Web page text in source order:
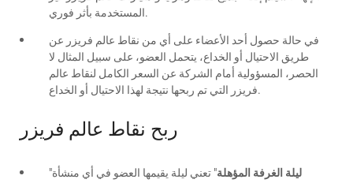
المستخدمة بأثر فوري.
في حالة حصول أحد الأعضاء على أي من نقاط عالم فريزر عن
طريق الاحتيال أو الخداع، يتحمل العضو، على سبيل المثال لا
الحصر، المسؤولية أمام الشركة عن السعر الكامل لنقاط عالم
فريزر التي تم ربحها نتيجة لهذا الاحتيال أو الخداع.
ربح نقاط عالم فريزر
" ليلة الغرفة المؤهلة" تعني ليلة يقيمها العضو في أي منشأة